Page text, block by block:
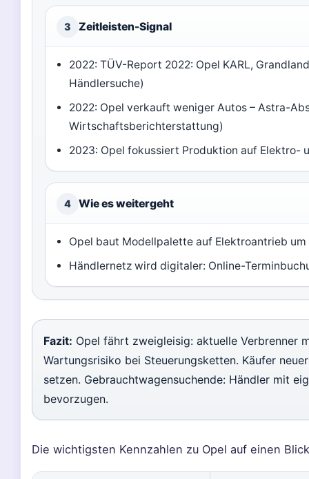
3 Zeitleisten-Signal
2022: TÜV-Report 2022: Opel KARL,
Händlersuche)
2022: Opel verkauft weniger Autos – Astra-
Wirtschaftsberichterstattung)
2023: Opel fokussiert Produktion auf Elektro-
4 Wie es weitergeht
Opel baut Modellpalette auf Elektroantrieb
Händlernetz wird digitaler: Online-
Fazit: Opel fährt zweigleisig: aktuelle Verbrenner
Wartungsrisiko bei Steuerungsketten. Käufer
setzen. Gebrauchtwagensuchende: Händler mit
bevorzugen.
Die wichtigsten Kennzahlen zu Opel auf einen